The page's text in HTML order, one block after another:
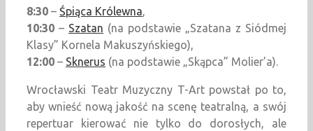
8:30 – Śpiąca Królewna,
10:30 – Szatan (na podstawie „Szatana z Siódmej
Klasy” Kornela Makuszyńskiego),
12:00 – Sknerus (na podstawie „Skąpca” Molier’a).
Wrocławski Teatr Muzyczny T-Art powstał po to,
aby wnieść nową jakość na scenę teatralną, a swój
repertuar kierować nie tylko do dorosłych, ale